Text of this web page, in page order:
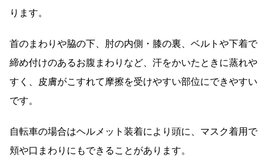
ります。
首のまわりや脇の下、肘の内側・膝の裏、ベルトや下着で
締め付けのあるお腹まわりなど、汗をかいたときに蒸れや
すく、皮膚がこすれて摩擦を受けやすい部位にできやすい
です。
自転車の場合はヘルメット装着により頭に、マスク着用で
頬や口まわりにもできることがあります。